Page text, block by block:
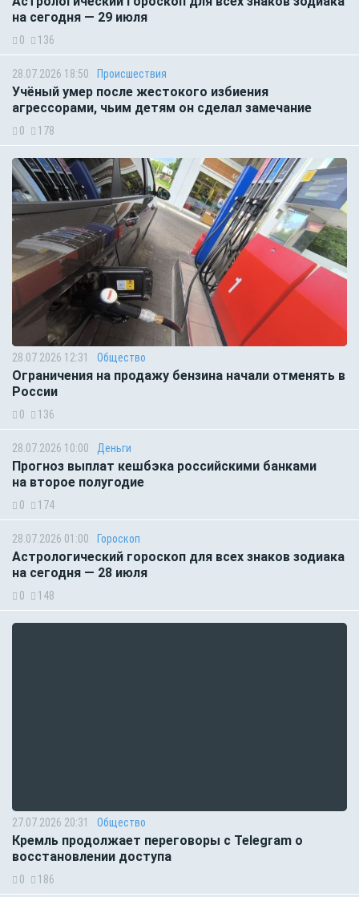
на сегодня — 29 июля
0 136
28.07.2026 18:50 Происшествия
Учёный умер после жестокого избиения
агрессорами, чьим детям он сделал замечание
0 178
28.07.2026 12:31 Общество
Ограничения на продажу бензина начали отменять в
России
0 136
28.07.2026 10:00 Деньги
Прогноз выплат кешбэка российскими банками
на второе полугодие
0 174
28.07.2026 01:00 Гороскоп
Астрологический гороскоп для всех знаков зодиака
на сегодня — 28 июля
0 148
27.07.2026 20:31 Общество
Кремль продолжает переговоры с Telegram о
восстановлении доступа
0 186